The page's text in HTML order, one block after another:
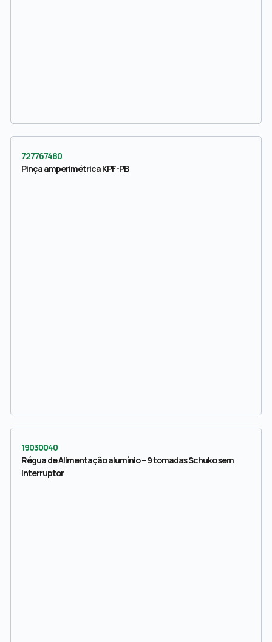
727767480
Pinça amperimétrica KPF-PB
19030040
Régua de Alimentação alumínio – 9 tomadas Schuko sem
interruptor